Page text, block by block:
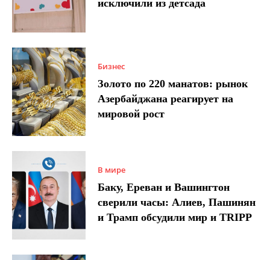
исключили из детсада
Бизнес
Золото по 220 манатов: рынок
Азербайджана реагирует на
мировой рост
В мире
Баку, Ереван и Вашингтон
сверили часы: Алиев, Пашинян
и Трамп обсудили мир и TRIPP